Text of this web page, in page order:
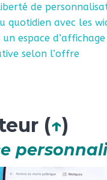
de
quotidien avec les
espace
selon l’offre
(↑)